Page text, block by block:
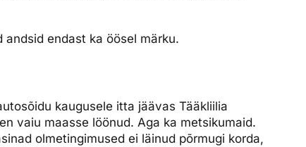
andsid endast ka öösel märku.
kaugusele itta jäävas Tääkliilia
vaiu maasse löönud. Aga ka metsikumaid.
olmetingimused ei läinud põrmugi korda,